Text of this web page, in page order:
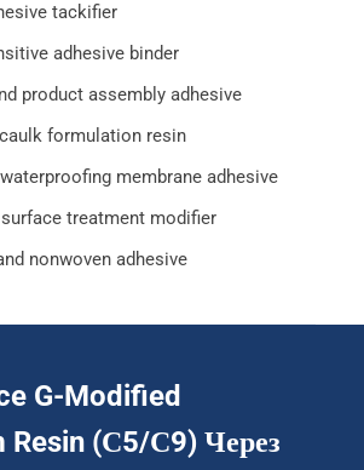
tackifier
adhesive binder
product assembly adhesive
formulation resin
membrane adhesive
treatment modifier
nonwoven adhesive
G-Modified
Resin (С5/С9) Через